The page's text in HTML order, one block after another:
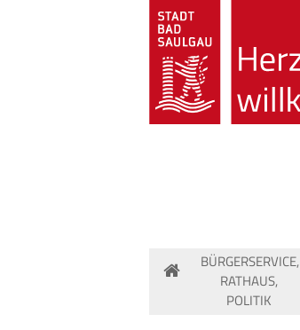
BÜRGERSERVICE,
RATHAUS,
POLITIK